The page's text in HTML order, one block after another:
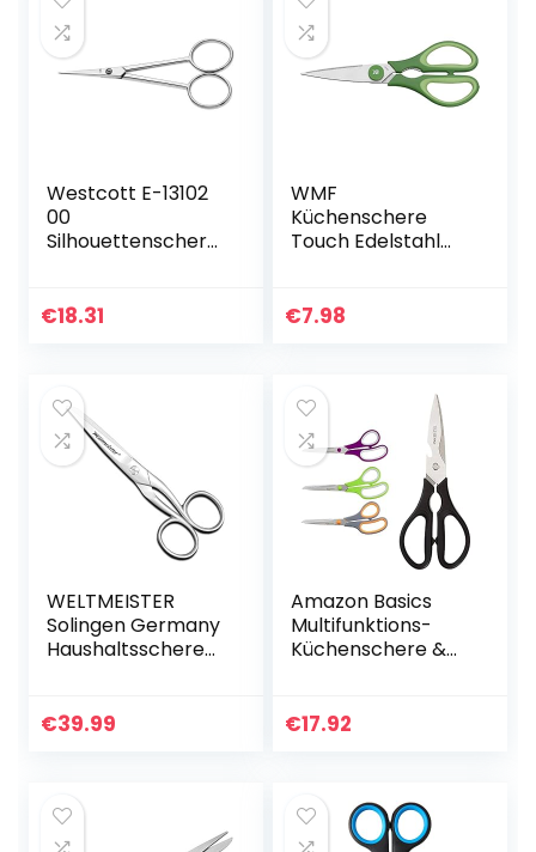
Westcott E-13102
00
Silhouettenschere
€18.31
WMF
Küchenschere
Touch Edelstahl
geformt
€7.98
WELTMEISTER
Solingen Germany
Haushaltsschere
Universalschere &
€39.99
Amazon Basics
Multifunktions-
Küchenschere &
20 cm, Titan-
€17.92